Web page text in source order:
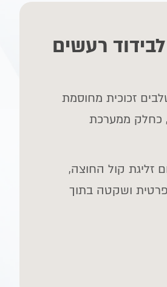
רעשים
זכוכית מחוסמת
כחלק ממערכת
קול החוצה,
ושקטה בתוך